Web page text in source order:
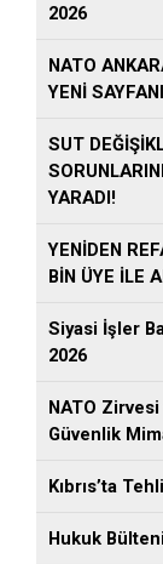
2026
NATO
YENİ
SUT
YARADI!
YENİDEN
BİN ÜYE İLE
Siyasi İşler
2026
NATO
Güvenlik
Kıbrıs’ta
Hukuk Bülteni